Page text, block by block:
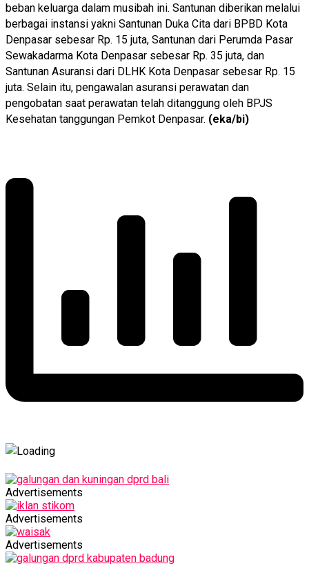
beban keluarga dalam musibah ini. Santunan diberikan melalui
berbagai instansi yakni Santunan Duka Cita dari BPBD Kota
Denpasar sebesar Rp. 15 juta, Santunan dari Perumda Pasar
Sewakadarma Kota Denpasar sebesar Rp. 35 juta, dan
Santunan Asuransi dari DLHK Kota Denpasar sebesar Rp. 15
juta. Selain itu, pengawalan asuransi perawatan dan
pengobatan saat perawatan telah ditanggung oleh BPJS
Kesehatan tanggungan Pemkot Denpasar. (eka/bi)
Advertisements
Advertisements
Advertisements